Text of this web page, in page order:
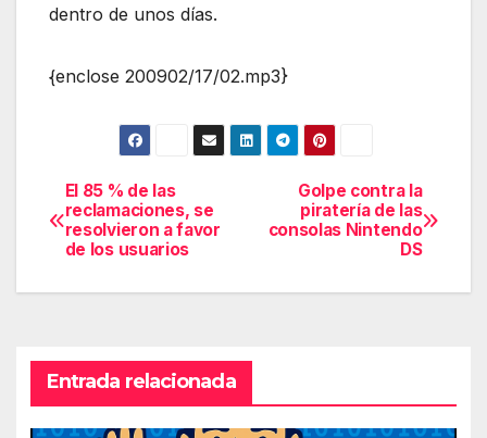
dentro de unos días.
{enclose 200902/17/02.mp3}
Navegación
de
entradas
Golpe contra la
piratería de las
consolas Nintendo
DS
El 85 % de las
reclamaciones, se
resolvieron a favor
de los usuarios
Entrada relacionada